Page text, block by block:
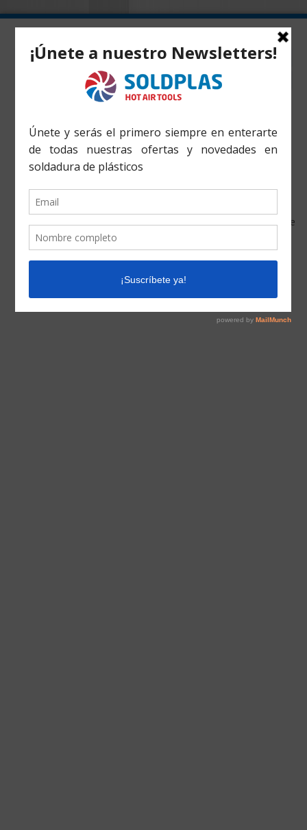
Soldador Mini Electronic Forsthoff de
aire caliente